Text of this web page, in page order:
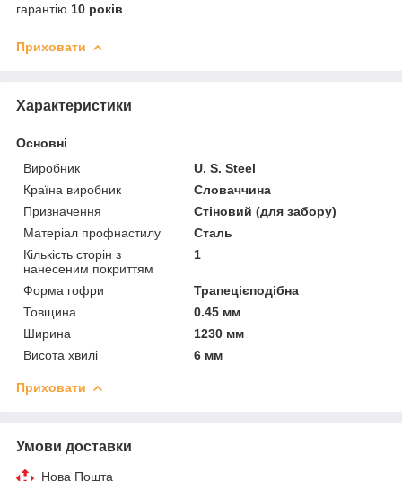
гарантію 10 років
Приховати
Характеристики
Основні
Виробник
U. S. Steel
Країна виробник
Словаччина
Призначення
Стіновий (для забору)
Матеріал профнастилу
Сталь
Кількість сторін з
нанесеним покриттям
1
Форма гофри
Трапецієподібна
Товщина
0.45 мм
Ширина
1230 мм
Висота хвилі
6 мм
Приховати
Умови доставки
Нова Пошта